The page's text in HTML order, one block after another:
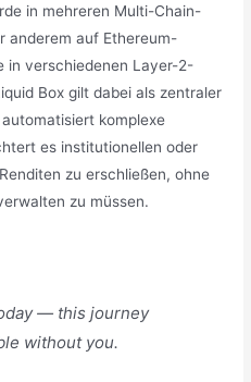
in mehreren Multi-Chain-
anderem auf Ethereum-
in verschiedenen Layer-2-
Box gilt dabei als zentraler
komplexe
es institutionellen oder
zu erschließen, ohne
zu müssen.
— this journey
without you.